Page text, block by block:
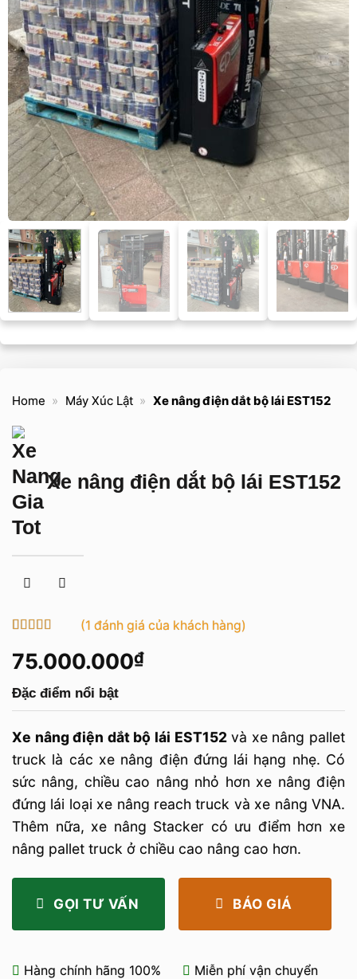
Home » Máy Xúc Lật » Xe nâng điện dắt bộ lái EST152
Xe nâng điện dắt bộ lái EST152
trênđánh
giá
(1 đánh giá của khách hàng)
75.000.000₫
Đặc điểm nổi bật
Xe nâng điện dắt bộ lái EST152và xe nâng pallet
truck là các xe nâng điện đứng lái hạng nhẹ. Có
sức nâng, chiều cao nâng nhỏ hơn xe nâng điện
đứng lái loại xe nâng reach truck và xe nâng VNA.
Thêm nữa, xe nâng Stacker có ưu điểm hơn xe
nâng pallet truck ở chiều cao nâng cao hơn.
GỌI TƯ VẤN BÁO GIÁ
Hàng chính hãng 100%
Miễn phí vận chuyển